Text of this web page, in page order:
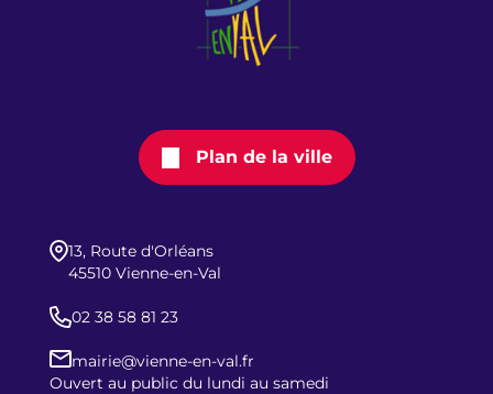
Plan de la ville
13, Route d'Orléans
45510 Vienne-en-Val
02 38 58 81 23
mairie@vienne-en-val.fr
Ouvert au public du lundi au samedi